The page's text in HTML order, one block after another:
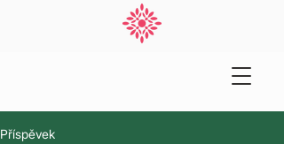
Příspěvek